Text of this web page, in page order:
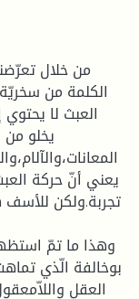
من خلال
الكلمة من
العبث لا
يخلو من
يعني أنّ حركة
تجربة.ولكن للأسف
وهذا ما تمّ
بوخالفة الّذي
العقل